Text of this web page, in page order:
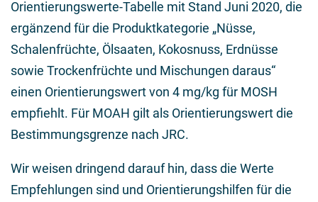
Orientierungswerte-Tabelle mit Stand Juni 2020, die
ergänzend für die Produktkategorie „Nüsse,
Schalenfrüchte, Ölsaaten, Kokosnuss, Erdnüsse
sowie Trockenfrüchte und Mischungen daraus“
einen Orientierungswert von 4 mg/kg für MOSH
empfiehlt. Für MOAH gilt als Orientierungswert die
Bestimmungsgrenze nach JRC.
Wir weisen dringend darauf hin, dass die Werte
Empfehlungen sind und Orientierungshilfen für die